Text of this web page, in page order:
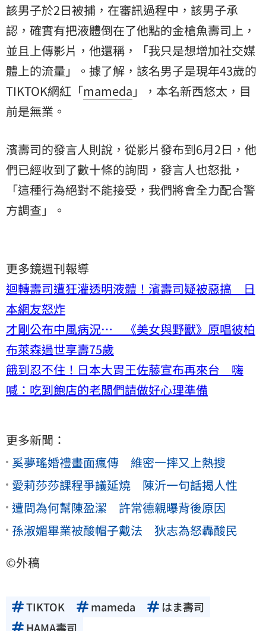
該男子於2日被捕，在審訊過程中，該男子承
認，確實有把液體倒在了他點的金槍魚壽司上，
並且上傳影片，他還稱，「我只是想增加社交媒
體上的流量」。據了解，該名男子是現年43歲的
TIKTOK網紅「mameda 」，本名新西悠太，目
前是無業。
濱壽司的發言人則說，從影片發布到6月2日，他
們已經收到了數十條的詢問，發言人也怒批，
「這種行為絕對不能接受，我們將會全力配合警
方調查」。
更多鏡週刊報導
迴轉壽司遭狂灌透明液體！濱壽司疑被惡搞 日
本網友怒炸
才剛公布中風病況… 《美女與野獸》原唱彼柏
布萊森過世享壽75歲
餓到忍不住！日本大胃王佐藤宣布再來台 嗨
喊：吃到飽店的老闆們請做好心理準備
更多新聞：
奚夢瑤婚禮畫面瘋傳 維密一摔又上熱搜
愛莉莎莎課程爭議延燒 陳沂一句話揭人性
遭問為何幫陳盈潔 許常德親曝背後原因
孫淑媚畢業被酸帽子戴法 狄志為怒轟酸民
©外稿
TIKTOK mameda
はま壽司
HAMA壽司